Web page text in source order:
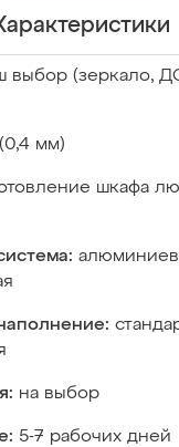
выбор (зеркало,
мм)
шкафа
на выбор
5-7 рабочих дней